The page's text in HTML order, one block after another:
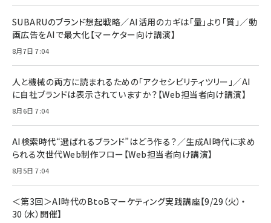
￥880
ママ投資家が育休中に１億貯めた株式投資
組織の成果を最大化する ルールのデザイン
￥1,980
Amazonランキングをもっと見る
￥6,980
全ワイヤレスイヤホン/アクティブノイズキャンセリ
技術基準適合】ブラック
￥5,990
ケーブル Anker絡まないケーブル 240W 結束バン
ド付き USB PD対応 シリコン素材採用 iPhone
17 / 16 / 15 / Galaxy iPad Pro MacBook
Pro/Air 各種対応 (1.8m ミッドナイトブラック)
￥1,890
Pro/Air 各種対応 (1.8m ミッドナイトブラック)
￥1,890
サッポロ 生ビール 黒ラベル 350ml 缶 24本 ビー
ル ケース買い【6/30応募〆切! 黒ラベルビヤセラー
￥4,857
SUBARUのブランド想起戦略／AI活用のカギは「量」より「質」／動
画広告をAIで最大化【マーケター向け講演】
8月7日 7:04
人と機械の両方に読まれるための「アクセシビリティツリー」／AI
に自社ブランドは表示されていますか？【Web担当者向け講演】
8月6日 7:04
AI検索時代“選ばれるブランド”はどう作る？／生成AI時代に求め
られる次世代Web制作フロー【Web担当者向け講演】
8月5日 7:04
＜第3回＞AI時代のBtoBマーケティング実践講座【9/29（火）・
30（水）開催】